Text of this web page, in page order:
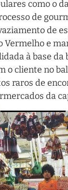
como o
de
de
Vermelho e
à base da
o cliente no
raros de
da